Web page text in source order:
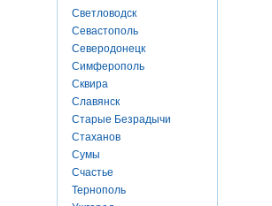
Светловодск
Севастополь
Северодонецк
Симферополь
Сквира
Славянск
Старые Безрадычи
Стаханов
Сумы
Счастье
Тернополь